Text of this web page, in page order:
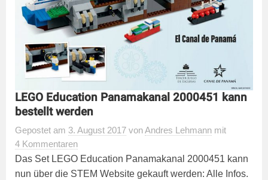
LEGO Education Panamakanal 2000451 kann
bestellt werden
Gepostet am 3. August 2017 vonAndres Lehmann mit
4 Kommentaren
Das Set LEGO Education Panamakanal 2000451 kann
nun über die STEM Website gekauft werden: Alle Infos.